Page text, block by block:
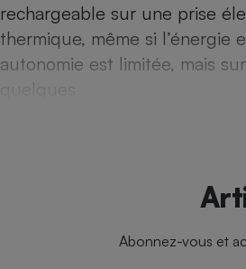
rechargeable sur une prise
thermique, même si l’énergie
autonomie est limitée, mais
quelques
Abonnez-vous et